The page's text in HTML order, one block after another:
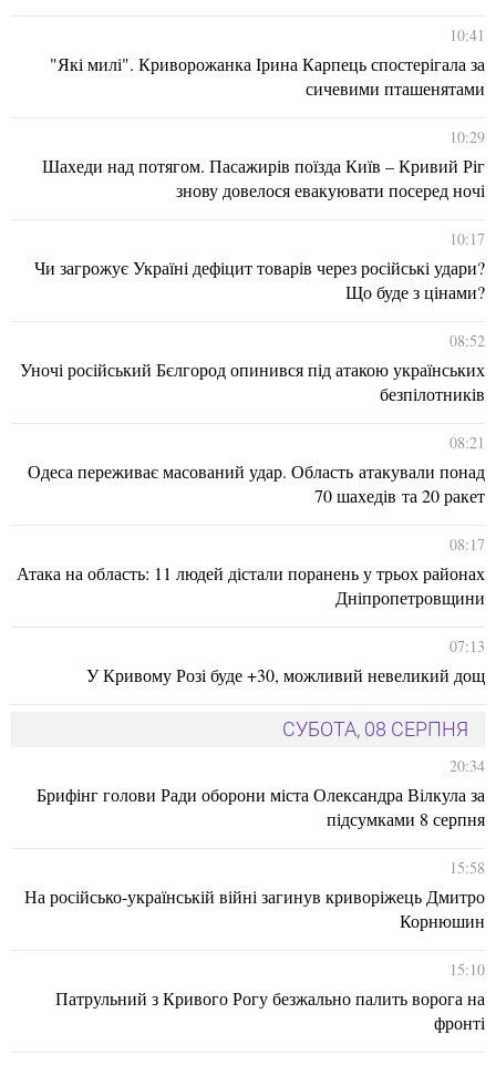
10:41
"Які милі". Криворожанка Ірина Карпець спостерігала за
сичевими пташенятами
10:29
Шахеди над потягом. Пасажирів поїзда Київ – Кривий Ріг
знову довелося евакуювати посеред ночі
10:17
Чи загрожує Україні дефіцит товарів через російські удари?
Що буде з цінами?
08:52
Уночі російський Бєлгород опинився під атакою українських
безпілотників
08:21
Одеса переживає масований удар. Область атакували понад
70 шахедів та 20 ракет
08:17
Атака на область: 11 людей дістали поранень у трьох районах
Дніпропетровщини
07:13
У Кривому Розі буде +30, можливий невеликий дощ
СУБОТА, 08 СЕРПНЯ
20:34
Брифінг голови Ради оборони міста Олександра Вілкула за
підсумками 8 серпня
15:58
На російсько-українській війні загинув криворіжець Дмитро
Корнюшин
15:10
Патрульний з Кривого Рогу безжально палить ворога на
фронті